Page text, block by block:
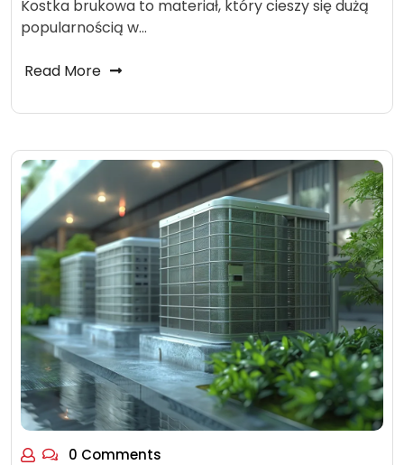
Kostka brukowa to materiał, który cieszy się dużą
popularnością w…
Read More
0 Comments